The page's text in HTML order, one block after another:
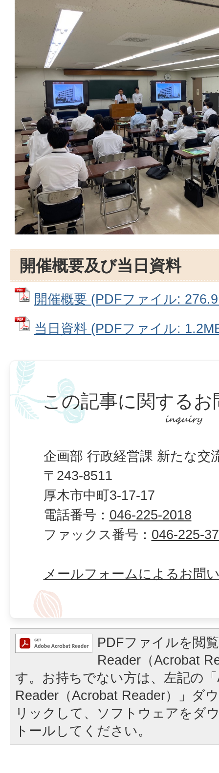
開催概要及び当日資料
開催概要 (PDFファイル:
当日資料 (PDFファイル:
この記事に関するお
企画部 行政経営課 新たな交
〒243-8511
厚木市中町3-17-17
電話番号： 046-225-2018
ファックス番号： 046-225-
メールフォームによるお問
PDFファイルを閲
Reader（Acrobat
す。お持ちでない方は、左記の
Reader（Acrobat Reader）」ダ
リックして、ソフトウェアをダ
トールしてください。